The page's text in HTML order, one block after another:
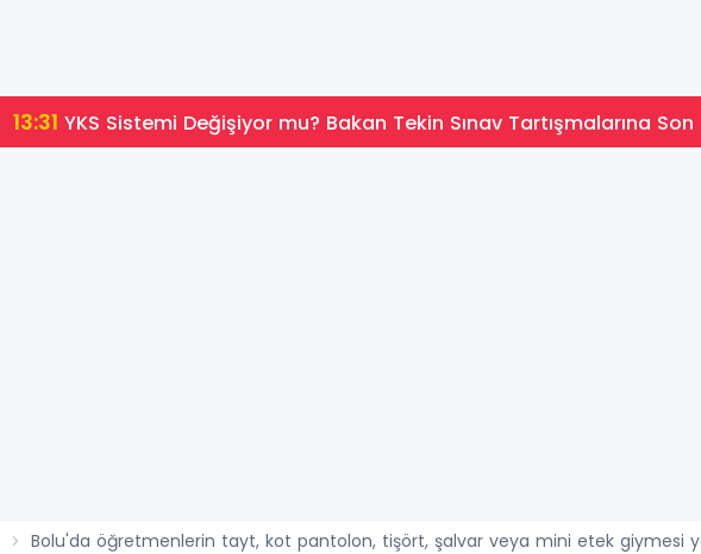
13:31 YKS Sistemi Değişiyor mu? Bakan Tekin Sınav Tartışmalarına
Bolu'da öğretmenlerin tayt, kot pantolon, tişört, şalvar veya mini etek giymesi